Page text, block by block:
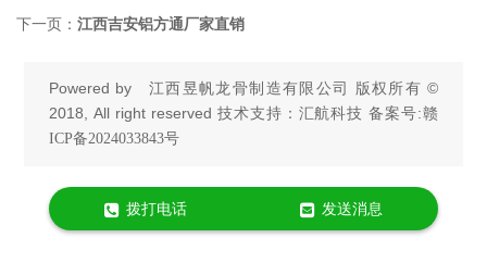
下一页： 江西吉安铝方通厂家直销
Powered by江西昱帆龙骨制造有限公司
版权所有 ©
2018, All right reserved 技术支持：汇航科技 备案号:赣
ICP备2024033843号
拨打电话 发送消息